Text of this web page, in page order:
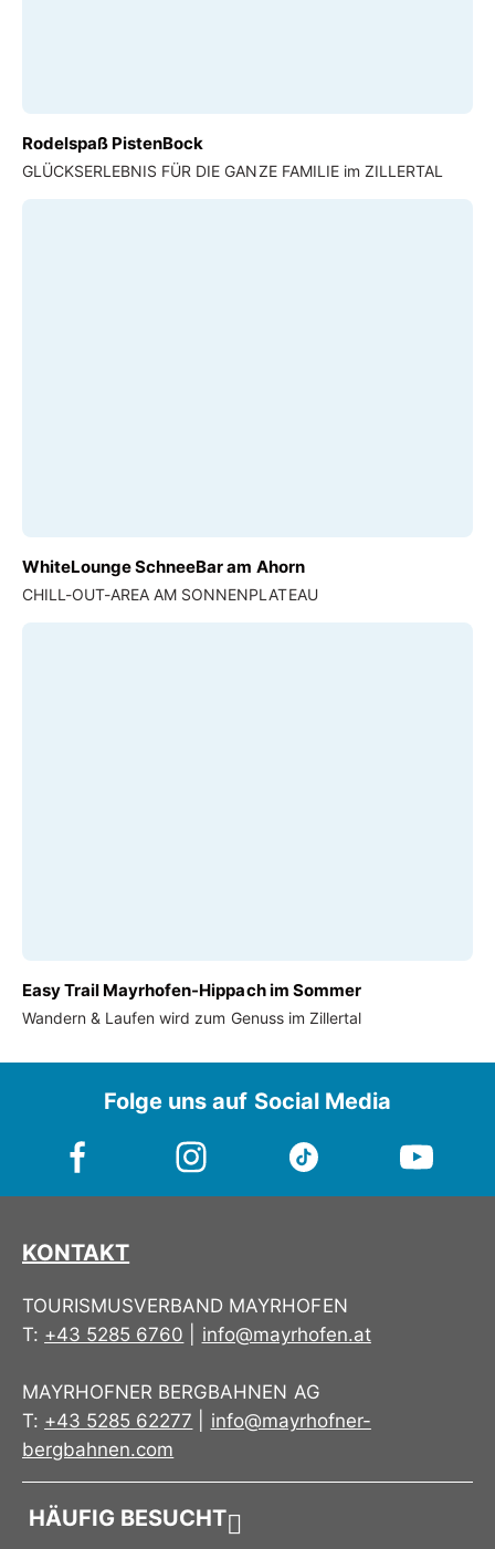
Rodelspaß PistenBock
GLÜCKSERLEBNIS FÜR DIE GANZE FAMILIE im ZILLERTAL
WhiteLounge SchneeBar am Ahorn
CHILL-OUT-AREA AM SONNENPLATEAU
Easy Trail Mayrhofen-Hippach im Sommer
Wandern & Laufen wird zum Genuss im Zillertal
Folge uns auf Social Media
KONTAKT
TOURISMUSVERBAND MAYRHOFEN
T: +43 5285 6760 info@mayrhofen.at
MAYRHOFNER BERGBAHNEN AG
T: +43 5285 62277
info@mayrhofner-
bergbahnen.com
HÄUFIG BESUCHT